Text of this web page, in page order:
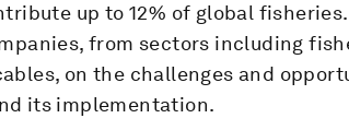
up to 12% of global
from sectors including
on the challenges and
its implementation.